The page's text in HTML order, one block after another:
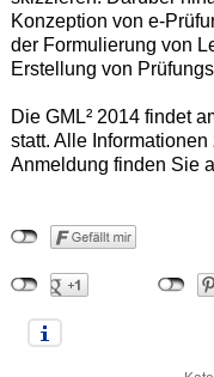
Konzeption von e-
der Formulierung von
Erstellung von
Die GML² 2014 findet
statt. Alle
Anmeldung finden Sie